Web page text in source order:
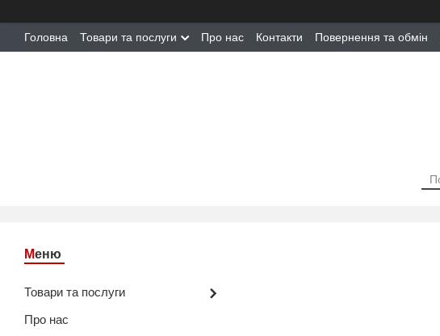
Головна Товари та послуги Про нас Контакти Повернення та обмін
Товари та послуги
Про нас